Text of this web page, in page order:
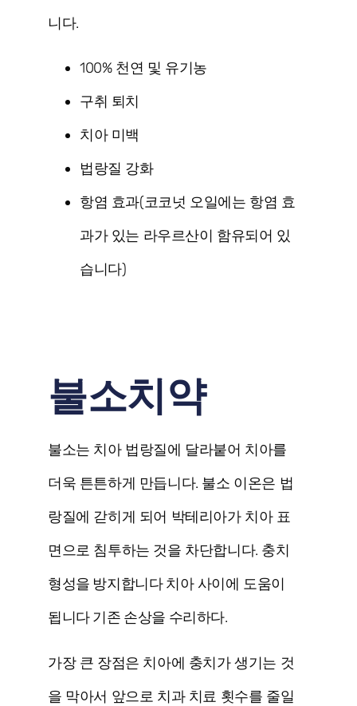
니다.
100% 천연 및 유기농
구취 퇴치
치아 미백
법랑질 강화
항염 효과(코코넛 오일에는 항염 효
과가 있는 라우르산이 함유되어 있
습니다)
불소치약
불소는 치아 법랑질에 달라붙어 치아를
더욱 튼튼하게 만듭니다. 불소 이온은 법
랑질에 갇히게 되어 박테리아가 치아 표
면으로 침투하는 것을 차단합니다. 충치
형성을 방지합니다치아 사이에 도움이
됩니다기존 손상을 수리하다.
가장 큰 장점은 치아에 충치가 생기는 것
을 막아서 앞으로 치과 치료 횟수를 줄일